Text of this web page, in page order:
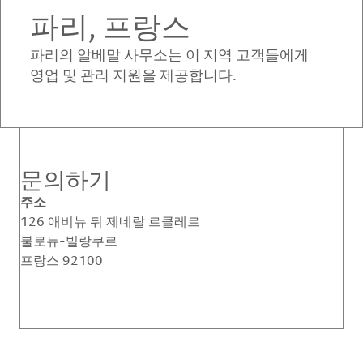
파리, 프랑스
파리의 알베말 사무소는 이 지역 고객들에게
영업 및 관리 지원을 제공합니다.
문의하기
주소
126 애비뉴 뒤 제네랄 르클레르
불로뉴-빌랑쿠르
프랑스 92100